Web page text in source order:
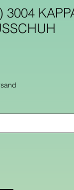
3004